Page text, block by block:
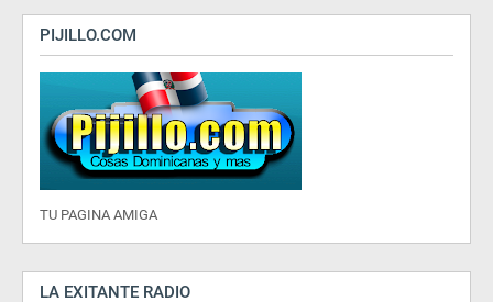
PIJILLO.COM
TU PAGINA AMIGA
LA EXITANTE RADIO